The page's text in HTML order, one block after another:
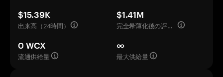
$15.39K
出来高（24時間）
$1.41M
完全希薄化後の評価額
0 WCX
流通供給量
∞
最大供給量